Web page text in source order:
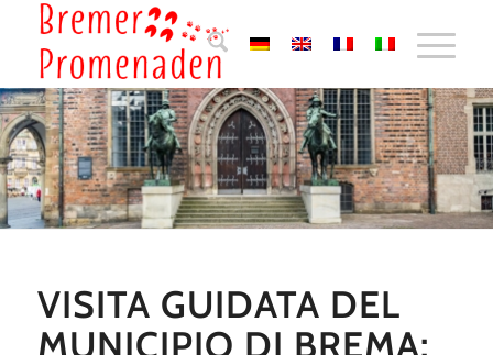
VISITA GUIDATA DEL
MUNICIPIO DI BREMA: